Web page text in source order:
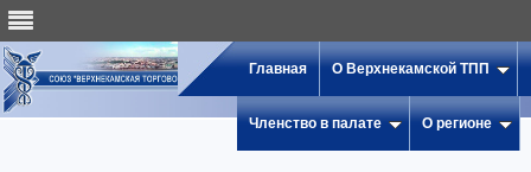
Главная О Верхнекамской ТПП
Членство в палате О регионе